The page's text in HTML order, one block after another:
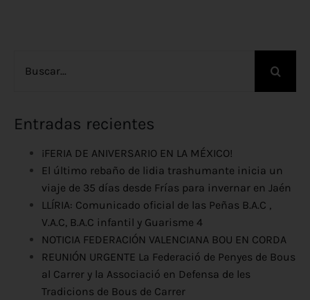
Entradas recientes
¡FERIA DE ANIVERSARIO EN LA MÉXICO!
El último rebaño de lidia trashumante inicia un
viaje de 35 días desde Frías para invernar en Jaén
LLÍRIA: Comunicado oficial de las Peñas B.A.C ,
V.A.C, B.A.C infantil y Guarisme 4
NOTICIA FEDERACIÓN VALENCIANA BOU EN CORDA
REUNIÓN URGENTE La Federació de Penyes de Bous
al Carrer y la Associació en Defensa de les
Tradicions de Bous de Carrer